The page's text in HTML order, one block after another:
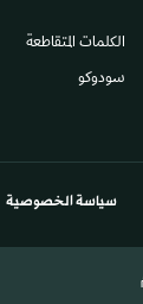
الكلمات المتقاطعة
سودوكو
سياسة الخصوصية